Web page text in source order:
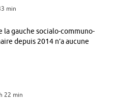
min
la gauche socialo-communo-
depuis 2014 n’a aucune
22 min